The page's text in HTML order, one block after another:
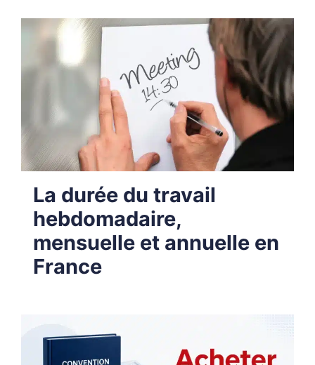
La durée du travail
hebdomadaire,
mensuelle et annuelle en
France